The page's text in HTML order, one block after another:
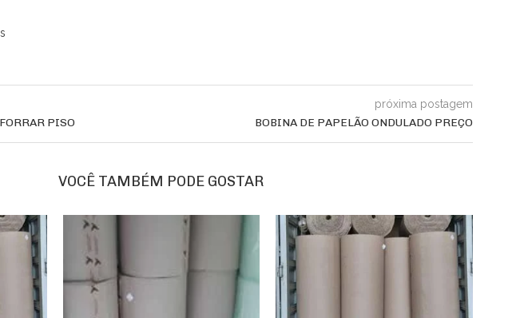
PISO
próxima postagem
BOBINA DE PAPELÃO ONDULADO PREÇO
VOCÊ TAMBÉM PODE GOSTAR